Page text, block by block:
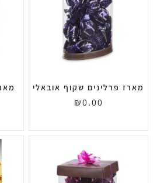
מארז פרלינים שקוף אובאלי
₪0.00